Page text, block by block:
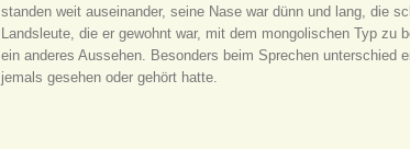
standen weit auseinander, seine Nase war dünn und lang, die
Landsleute, die er gewohnt war, mit dem mongolischen Typ
ein anderes Aussehen. Besonders beim Sprechen unterschied
jemals gesehen oder gehört hatte.